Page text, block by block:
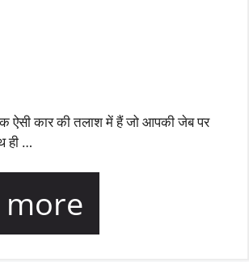
ऐसी कार की तलाश में हैं जो आपकी जेब पर
ही …
more